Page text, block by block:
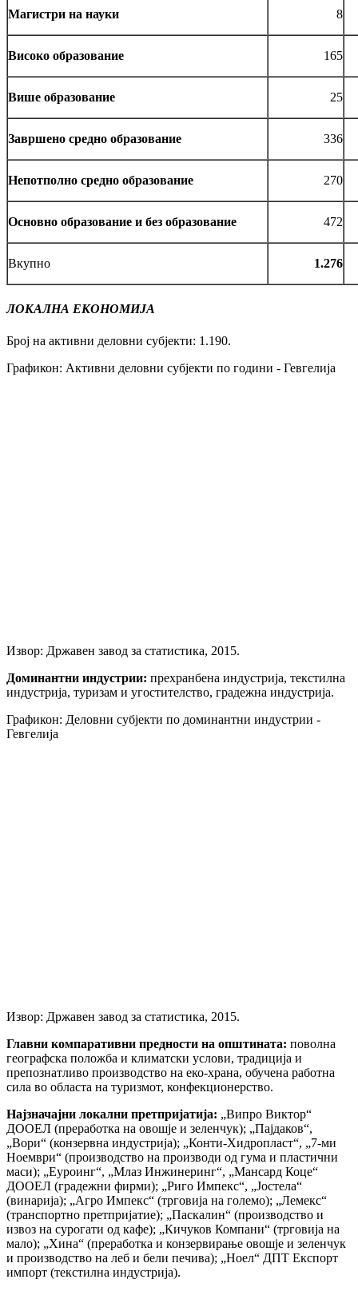
Магистри на науки 8
Високо образование 165
Више образование 25
Завршено средно образование 336
Непотполно средно образование 270
Основно образование и без образование 472
Вкупно 1.276
ЛОКАЛНА ЕКОНОМИЈА
Број на активни деловни субјекти: 1.190.
Графикон: Активни деловни субјекти по години - Гевгелија
Извор: Државен завод за статистика, 2015.
Доминантни индустрии: прехранбена индустрија, текстилна
индустрија, туризам и угостителство, градежна индустрија.
Графикон: Деловни субјекти по доминантни индустрии -
Гевгелија
Извор: Државен завод за статистика, 2015.
Главни компаративни предности на општината: поволна
географска положба и климатски услови, традиција и
препознатливо производство на еко-храна, обучена работна
сила во областа на туризмот, конфекционерство.
Најзначајни локални претпријатија: „Випро Виктор“
ДООЕЛ (преработка на овошје и зеленчук); „Пајдаков“,
„Вори“ (конзервна индустрија); „Конти-Хидропласт“, „7-ми
Ноември“ (производство на производи од гума и пластични
маси); „Еуроинг“, „Млаз Инжинеринг“, „Мансард Коце“
ДООЕЛ (градежни фирми); „Риго Импекс“, „Јостела“
(винарија); „Агро Импекс“ (трговија на големо); „Лемекс“
(транспортно претпријатие); „Паскалин“ (производство и
извоз на сурогати од кафе); „Кичуков Компани“ (трговија на
мало); „Хина“ (преработка и конзервирање овошје и зеленчук
и производство на леб и бели печива); „Ноел“ ДПТ Експорт
импорт (текстилна индустрија).